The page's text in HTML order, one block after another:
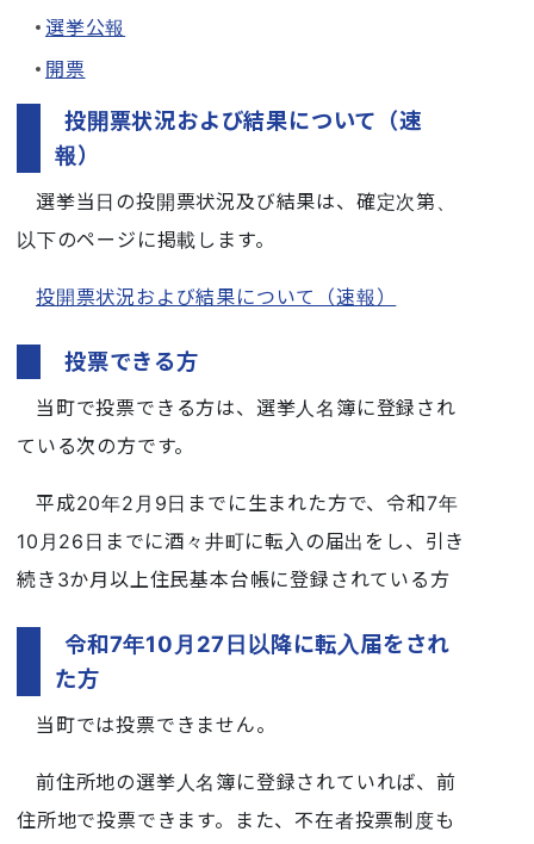
選挙公報
開票
投開票状況および結果について（速
報）
選挙当日の投開票状況及び結果は、確定次第、
以下のページに掲載します。
投開票状況および結果について（速報）
投票できる方
当町で投票できる方は、選挙人名簿に登録され
ている次の方です。
平成20年2月9日までに生まれた方で、令和7年
10月26日までに酒々井町に転入の届出をし、引き
続き3か月以上住民基本台帳に登録されている方
令和7年10月27日以降に転入届をされ
た方
当町では投票できません。
前住所地の選挙人名簿に登録されていれば、前
住所地で投票できます。また、不在者投票制度も